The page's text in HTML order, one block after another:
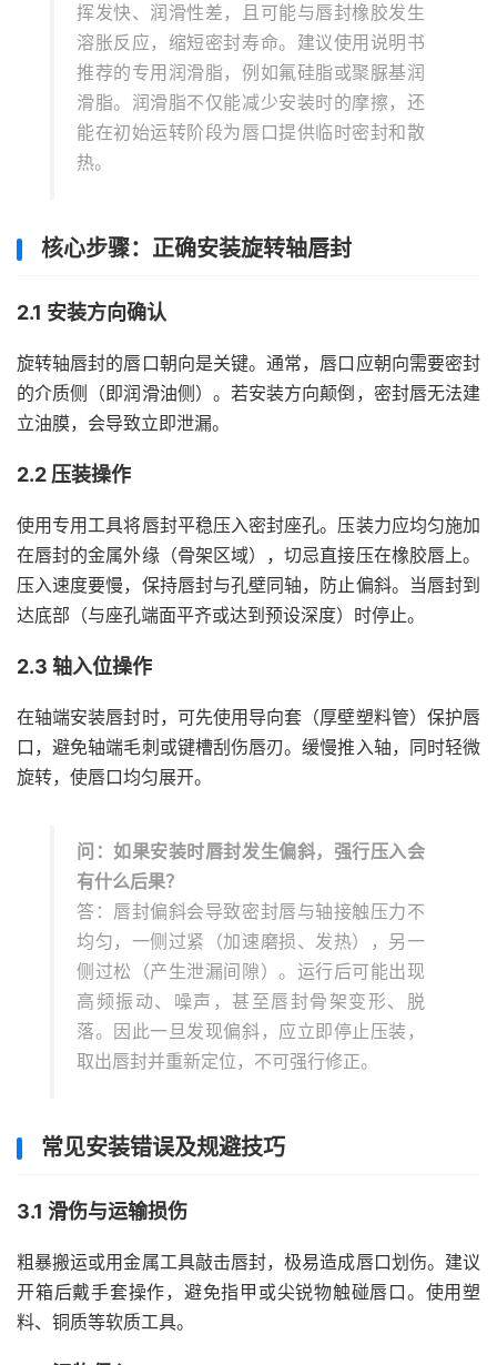
挥发快、润滑性差，且可能与唇封橡胶发生
溶胀反应，缩短密封寿命。建议使用说明书
推荐的专用润滑脂，例如氟硅脂或聚脲基润
滑脂。润滑脂不仅能减少安装时的摩擦，还
能在初始运转阶段为唇口提供临时密封和散
热。
核心步骤：正确安装旋转轴唇封
2.1 安装方向确认
旋转轴唇封的唇口朝向是关键。通常，唇口应朝向需要密封
的介质侧（即润滑油侧）。若安装方向颠倒，密封唇无法建
立油膜，会导致立即泄漏。
2.2 压装操作
使用专用工具将唇封平稳压入密封座孔。压装力应均匀施加
在唇封的金属外缘（骨架区域），切忌直接压在橡胶唇上。
压入速度要慢，保持唇封与孔壁同轴，防止偏斜。当唇封到
达底部（与座孔端面平齐或达到预设深度）时停止。
2.3 轴入位操作
在轴端安装唇封时，可先使用导向套（厚壁塑料管）保护唇
口，避免轴端毛刺或键槽刮伤唇刃。缓慢推入轴，同时轻微
旋转，使唇口均匀展开。
问：如果安装时唇封发生偏斜，强行压入会
有什么后果？
答：唇封偏斜会导致密封唇与轴接触压力不
均匀，一侧过紧（加速磨损、发热），另一
侧过松（产生泄漏间隙）。运行后可能出现
高频振动、噪声，甚至唇封骨架变形、脱
落。因此一旦发现偏斜，应立即停止压装，
取出唇封并重新定位，不可强行修正。
常见安装错误及规避技巧
3.1 滑伤与运输损伤
粗暴搬运或用金属工具敲击唇封，极易造成唇口划伤。建议
开箱后戴手套操作，避免指甲或尖锐物触碰唇口。使用塑
料、铜质等软质工具。